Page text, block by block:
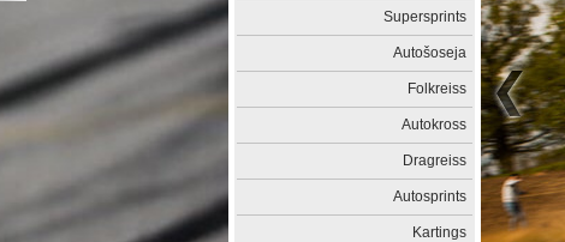
Supersprints
Autošoseja
Folkreiss
Autokross
Dragreiss
Autosprints
Kartings